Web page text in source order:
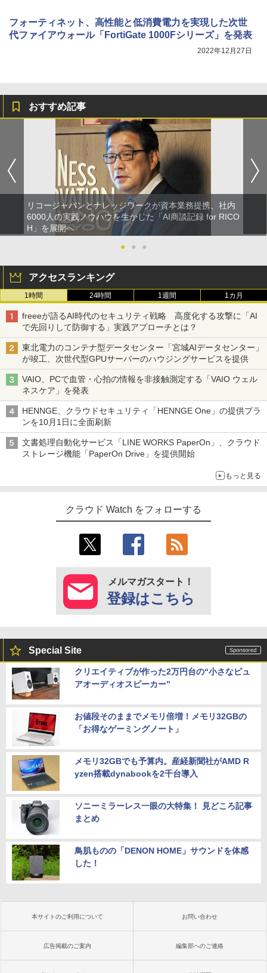
フォーティネット、高性能と低消費電力を実現した次世
代ファイアウォール「FortiGate 1000Fシリーズ」を発表
2022年12月27日
おすすめ記事
リコージャパンとナレッジワークが資本業務提携、社内
6000人の実践ノウハウを生かした「AI商談記録 for RICO
H」を展開へ
●
● ●
アクセスランキング
1時間 24時間 1週間 1カ月
freeeが語るAI時代のセキュリティ戦略 高度化する攻撃に「AI
で先回りして防御する」実践アプローチとは？
東北電力のコンテナ型データセンター「宮城AIデータセンター」
が竣工、次世代型GPUサーバーのハウジングサービスを提供
VAIO、PCで血管・心拍の情報を非接触測定する「VAIO ウェル
ネスケア」を発表
HENNGE、クラウドセキュリティ「HENNGE One」の提供プラ
ンを10月1日に全面刷新
文書処理自動化サービス「LINE WORKS PaperOn」、クラウド
ストレージ機能「PaperOn Drive」を提供開始
もっと見る
クラウド Watch をフォローする
メルマガスタート！
登録はこちら
Special Site
クリエイティブが作った2万円台の“小さなピュ
アオーディオスピーカー”
お値段そのままでメモリ倍増！メモリ32GBの
「お得なゲーミングノート」
メモリ32GBでも予算内。産経新聞社がAMD R
yzen搭載dynabookを2千台導入
ソニーミラーレス一眼の大特集！ 見どころ記事
まとめ
鳥肌ものの「DENON HOME」サウンドを体感
した！
本サイトのご利用について お問い合わせ
広告掲載のご案内 編集部へのご連絡